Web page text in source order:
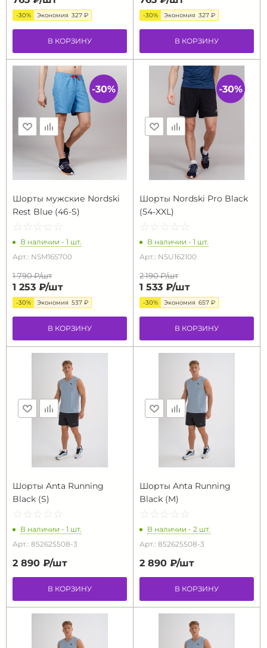
-30% Экономия 327 ₽
В КОРЗИНУ
-30% Экономия 327 ₽
В КОРЗИНУ
Шорты мужские Nordski
Rest Blue (46-S)
☆ ☆ ☆ ☆ ☆
★ ★ ★ ★ ★
В наличии - 1 шт.
Арт.: NSM165700
1 790 ₽/шт
1 253 ₽/шт
-30% Экономия 537 ₽
В КОРЗИНУ
-30%
Шорты Nordski Pro Black
(54-XXL)
☆ ☆ ☆ ☆ ☆
★ ★ ★ ★ ★
В наличии - 1 шт.
Арт.: NSU162100
2 190 ₽/шт
1 533 ₽/шт
-30% Экономия 657 ₽
В КОРЗИНУ
-30%
Шорты Anta Running
Black (S)
☆ ☆ ☆ ☆ ☆
★ ★ ★ ★ ★
В наличии - 1 шт.
Арт.: 852625508-3
2 890 ₽/шт
В КОРЗИНУ
Шорты Anta Running
Black (M)
☆ ☆ ☆ ☆ ☆
★ ★ ★ ★ ★
В наличии - 2 шт.
Арт.: 852625508-3
2 890 ₽/шт
В КОРЗИНУ